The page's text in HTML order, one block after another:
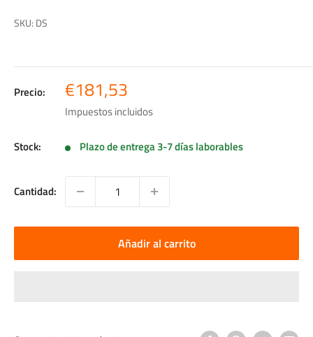
SKU: DS
Precio: Precio
de
venta
€181,53
Impuestos incluidos
Stock: Plazo de entrega 3-7 días laborables
Cantidad:
Añadir al carrito